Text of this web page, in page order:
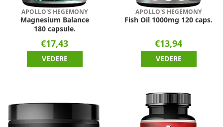
APOLLO'S HEGEMONY
Magnesium Balance
180 capsule.
€17,43
VEDERE
APOLLO'S HEGEMONY
Fish Oil 1000mg 120 caps.
€13,94
VEDERE